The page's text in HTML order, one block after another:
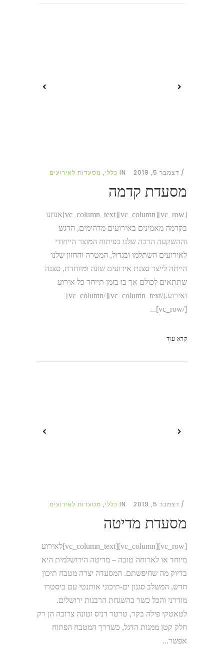
דצמבר 5, 2019 IN כללי, מסעדות לאירועים
מסעדת קדמה
[vc_row][vc_column][vc_column_text]אנחנו
בקדמה מאמינים באירועים מדהימים, הדגש
וההשקעה הרבה שלנו בפיתוח המוצר הייחודי
לאירועים השתלמו ובגדול, המטרה והחזון שלנו
הייתה לייצר סצנת אירועים שונה ומיוחדת, סצנה
שתתאים לכולם אך בו בזמן תייחד כל אירוע
ואירוע.[/vc_column_text][/vc_column]
[/vc_row]...
קרא עוד
דצמבר 5, 2019 IN כללי, מסעדות לאירועים
מסעדת מדיטה
[vc_row][vc_column][vc_column_text]לאירוע
מיוחד או לארוחה טובה – מדיטה הירושלמית היא
בדיוק מה שחיפשתם. המסעדה יצרה מטבח תיכון
חדש, המשלב סגנון ים-תיכוני אותנטי עם ביסטרו
מודרני והכל כשר בהשגחת הרבנות ירושלים.
לטאטקי פילה בקר, טרטר דניס וטונה צרובה הן רק
חלק קטן ממנות הדגל, כשדרך המטבח הפתוח
אפשר...